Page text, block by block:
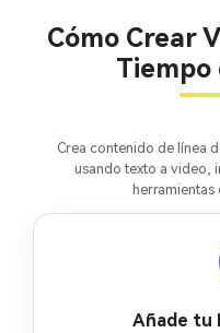
Cómo Crear
Tiempo
Crea contenido de línea
usando texto a video,
herramientas
Añade tu